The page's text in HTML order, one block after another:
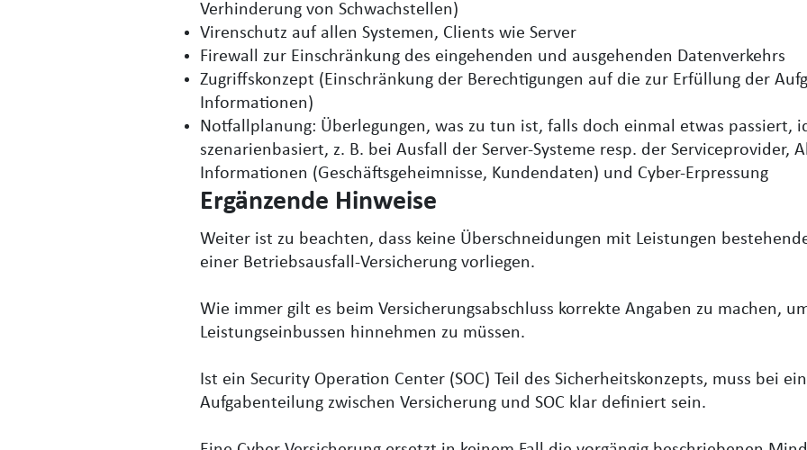
Verhinderung von Schwachstellen)
Virenschutz auf allen Systemen, Clients wie Server
Firewall zur Einschränkung des eingehenden und ausgehenden Datenverkehrs
Zugriffskonzept (Einschränkung der Berechtigungen auf die zur Erfüllung der
Informationen)
Notfallplanung: Überlegungen, was zu tun ist, falls doch einmal etwas passiert,
szenarienbasiert, z. B. bei Ausfall der Server-Systeme resp. der Serviceprovider,
Informationen (Geschäftsgeheimnisse, Kundendaten) und Cyber-Erpressung
Ergänzende Hinweise
Weiter ist zu beachten, dass keine Überschneidungen mit Leistungen
einer Betriebsausfall-Versicherung vorliegen.
Wie immer gilt es beim Versicherungsabschluss korrekte Angaben zu machen,
Leistungseinbussen hinnehmen zu müssen.
Ist ein Security Operation Center (SOC) Teil des Sicherheitskonzepts, muss bei
Aufgabenteilung zwischen Versicherung und SOC klar definiert sein.